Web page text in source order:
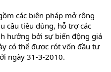
các biện pháp mở rộng
cầu tiêu dùng, hỗ trợ các
hưởng bởi sự biến động giá
có thể được rót vốn đầu tư
ngày 31-3-2010.